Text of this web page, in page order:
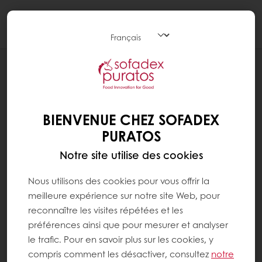
BIENVENUE CHEZ SOFADEX
PURATOS
Notre site utilise des cookies
Nous utilisons des cookies pour vous offrir la
meilleure expérience sur notre site Web, pour
reconnaître les visites répétées et les
préférences ainsi que pour mesurer et analyser
le trafic. Pour en savoir plus sur les cookies, y
compris comment les désactiver, consulteznotre